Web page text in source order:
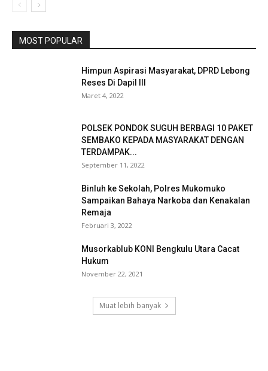
MOST POPULAR
Himpun Aspirasi Masyarakat, DPRD Lebong
Reses Di Dapil III
Maret 4, 2022
POLSEK PONDOK SUGUH BERBAGI 10 PAKET
SEMBAKO KEPADA MASYARAKAT DENGAN
TERDAMPAK...
September 11, 2022
Binluh ke Sekolah, Polres Mukomuko
Sampaikan Bahaya Narkoba dan Kenakalan
Remaja
Februari 3, 2022
Musorkablub KONI Bengkulu Utara Cacat
Hukum
November 22, 2021
Muat lebih banyak